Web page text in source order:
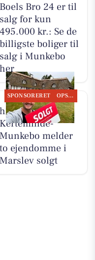
Boels Bro 24 er til
salg for kun
495.000 kr.: Se de
billigste boliger til
salg i Munkebo
her
SPONSORERET OPSLAGSTAVLEN
home
Kerteminde-
Munkebo melder
to ejendomme i
Marslev solgt